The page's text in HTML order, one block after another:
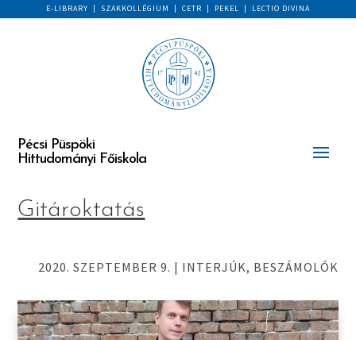
E-LIBRARY | SZAKKOLLÉGIUM | CETR | PEKEL | LECTIO DIVINA
Pécsi Püspöki
Hittudományi Főiskola
Gitároktatás
2020. SZEPTEMBER 9. | INTERJÚK, BESZÁMOLÓK